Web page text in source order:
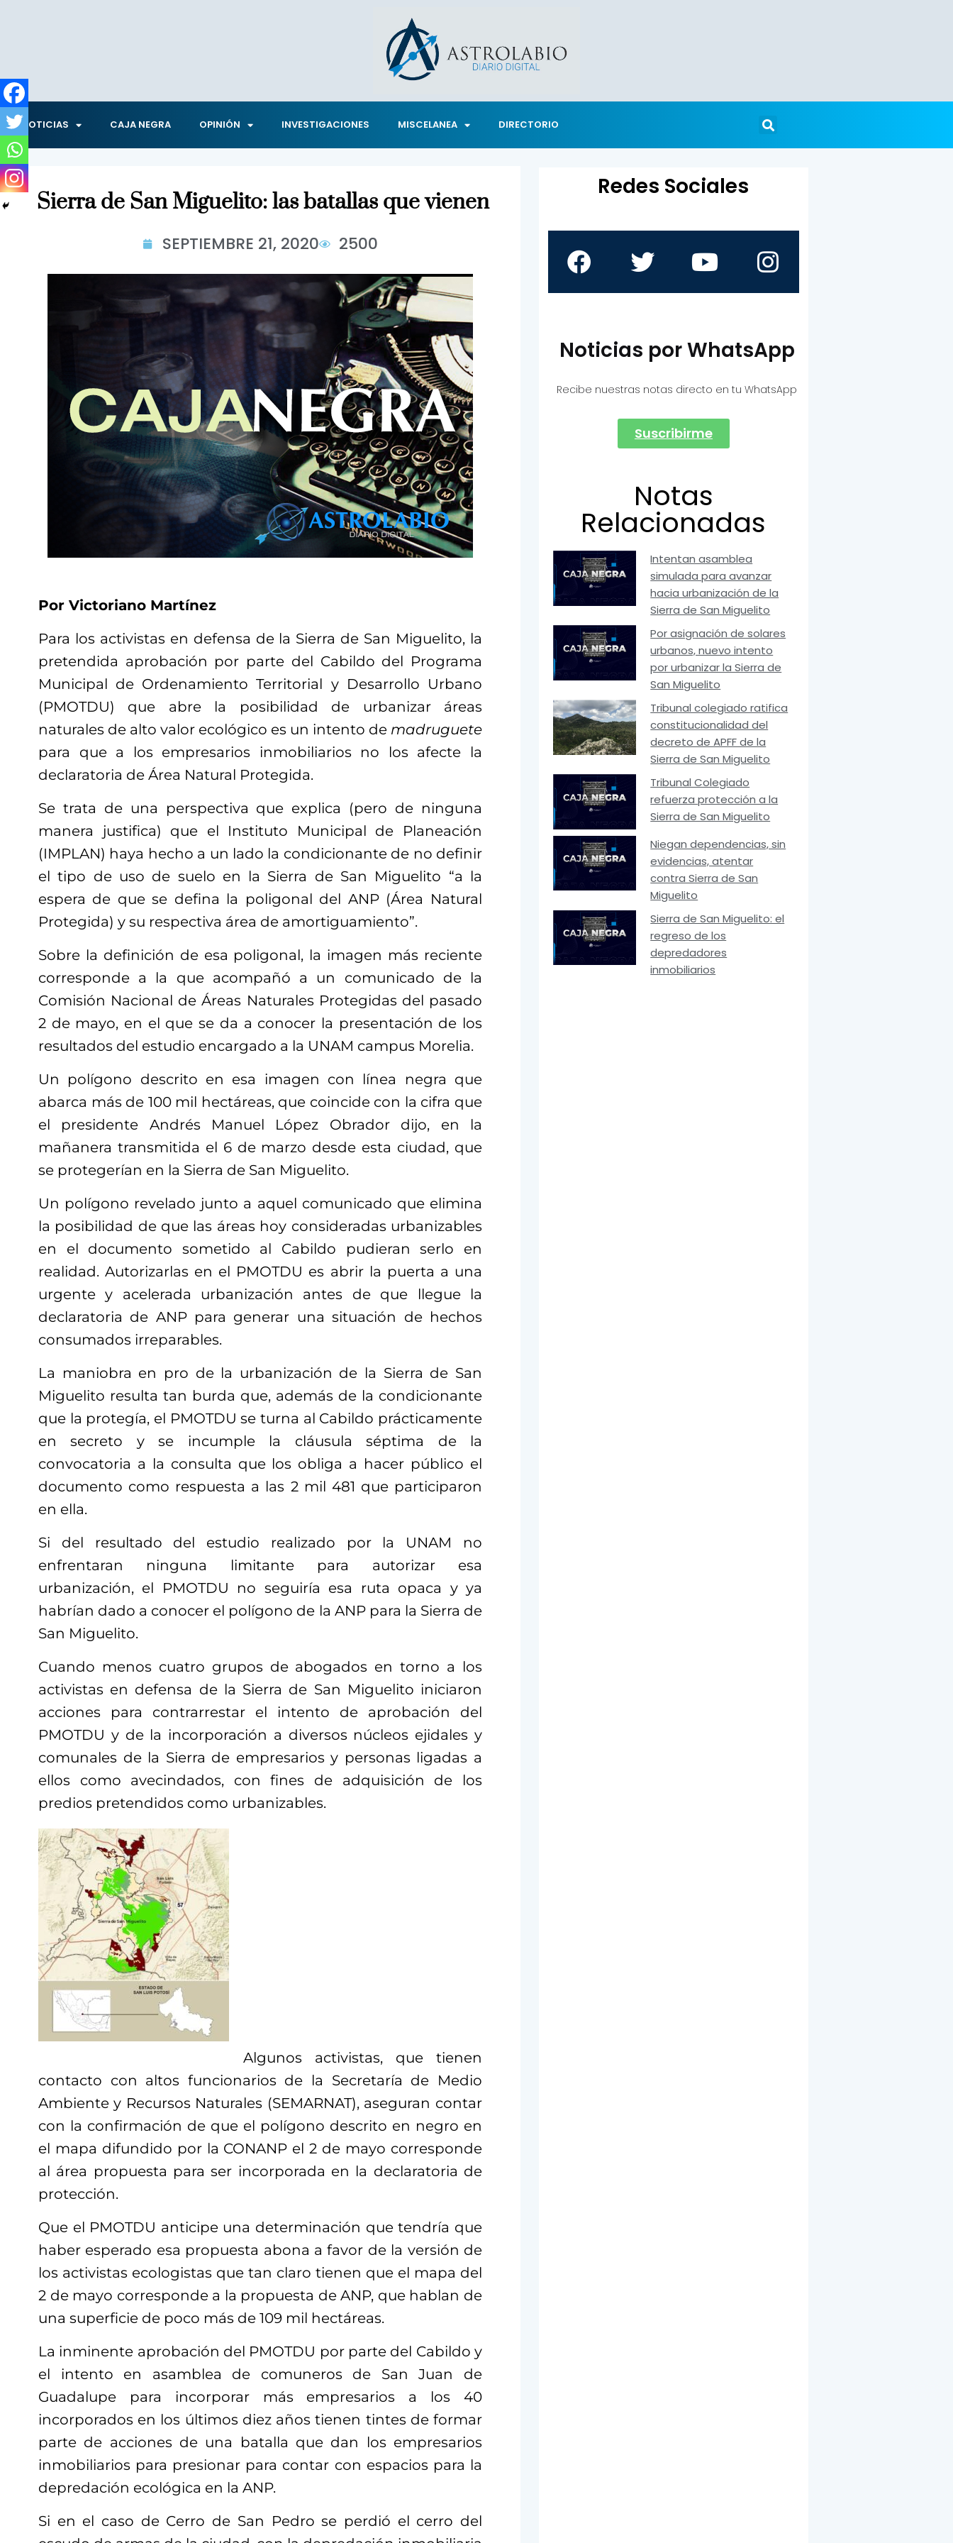
NOTICIAS CAJA NEGRA OPINIÓN INVESTIGACIONES MISCELANEA DIRECTORIO
Sierra de San Miguelito: las batallas que vienen
SEPTIEMBRE 21, 2020 2500
Por Victoriano Martínez
Para los activistas en defensa de la Sierra de San Miguelito, la
pretendida aprobación por parte del Cabildo del Programa
Municipal de Ordenamiento Territorial y Desarrollo Urbano
(PMOTDU) que abre la posibilidad de urbanizar áreas
naturales de alto valor ecológico es un intento de madruguete
para que a los empresarios inmobiliarios no los afecte la
declaratoria de Área Natural Protegida.
Se trata de una perspectiva que explica (pero de ninguna
manera justifica) que el Instituto Municipal de Planeación
(IMPLAN) haya hecho a un lado la condicionante de no definir
el tipo de uso de suelo en la Sierra de San Miguelito “a la
espera de que se defina la poligonal del ANP (Área Natural
Protegida) y su respectiva área de amortiguamiento”.
Sobre la definición de esa poligonal, la imagen más reciente
corresponde a la que acompañó a un comunicado de la
Comisión Nacional de Áreas Naturales Protegidas del pasado
2 de mayo, en el que se da a conocer la presentación de los
resultados del estudio encargado a la UNAM campus Morelia.
Un polígono descrito en esa imagen con línea negra que
abarca más de 100 mil hectáreas, que coincide con la cifra que
el presidente Andrés Manuel López Obrador dijo, en la
mañanera transmitida el 6 de marzo desde esta ciudad, que
se protegerían en la Sierra de San Miguelito.
Un polígono revelado junto a aquel comunicado que elimina
la posibilidad de que las áreas hoy consideradas urbanizables
en el documento sometido al Cabildo pudieran serlo en
realidad. Autorizarlas en el PMOTDU es abrir la puerta a una
urgente y acelerada urbanización antes de que llegue la
declaratoria de ANP para generar una situación de hechos
consumados irreparables.
La maniobra en pro de la urbanización de la Sierra de San
Miguelito resulta tan burda que, además de la condicionante
que la protegía, el PMOTDU se turna al Cabildo prácticamente
en secreto y se incumple la cláusula séptima de la
convocatoria a la consulta que los obliga a hacer público el
documento como respuesta a las 2 mil 481 que participaron
en ella.
Si del resultado del estudio realizado por la UNAM no
enfrentaran ninguna limitante para autorizar esa
urbanización, el PMOTDU no seguiría esa ruta opaca y ya
habrían dado a conocer el polígono de la ANP para la Sierra de
San Miguelito.
Cuando menos cuatro grupos de abogados en torno a los
activistas en defensa de la Sierra de San Miguelito iniciaron
acciones para contrarrestar el intento de aprobación del
PMOTDU y de la incorporación a diversos núcleos ejidales y
comunales de la Sierra de empresarios y personas ligadas a
ellos como avecindados, con fines de adquisición de los
predios pretendidos como urbanizables.
Algunos activistas, que tienen
contacto con altos funcionarios de la Secretaría de Medio
Ambiente y Recursos Naturales (SEMARNAT), aseguran contar
con la confirmación de que el polígono descrito en negro en
el mapa difundido por la CONANP el 2 de mayo corresponde
al área propuesta para ser incorporada en la declaratoria de
protección.
Que el PMOTDU anticipe una determinación que tendría que
haber esperado esa propuesta abona a favor de la versión de
los activistas ecologistas que tan claro tienen que el mapa del
2 de mayo corresponde a la propuesta de ANP, que hablan de
una superficie de poco más de 109 mil hectáreas.
La inminente aprobación del PMOTDU por parte del Cabildo y
el intento en asamblea de comuneros de San Juan de
Guadalupe para incorporar más empresarios a los 40
incorporados en los últimos diez años tienen tintes de formar
parte de acciones de una batalla que dan los empresarios
inmobiliarios para presionar para contar con espacios para la
depredación ecológica en la ANP.
Si en el caso de Cerro de San Pedro se perdió el cerro del
Redes Sociales
Noticias por WhatsApp
Recibe nuestras notas directo en tu WhatsApp
Suscribirme
Notas
Relacionadas
Intentan asamblea
simulada para avanzar
hacia urbanización de la
Sierra de San Miguelito
Por asignación de solares
urbanos, nuevo intento
por urbanizar la Sierra de
San Miguelito
Tribunal colegiado ratifica
constitucionalidad del
decreto de APFF de la
Sierra de San Miguelito
Tribunal Colegiado
refuerza protección a la
Sierra de San Miguelito
Niegan dependencias, sin
evidencias, atentar
contra Sierra de San
Miguelito
Sierra de San Miguelito: el
regreso de los
depredadores
inmobiliarios